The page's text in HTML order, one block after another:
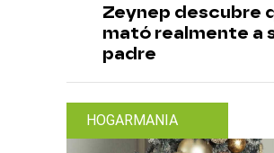
Zeynep descubre
mató realmente a
padre
HOGARMANIA